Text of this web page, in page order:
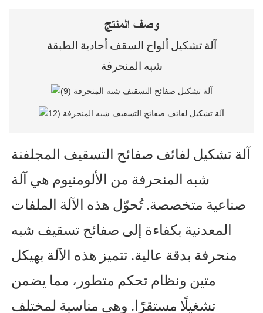
وصف المنتج
آلة تشكيل ألواح السقف أحادية الطبقة
شبه المنحرفة
آلة تشكيل لفائف صفائح التسقيف المجلفنة
شبه المنحرفة من الألومنيوم هي آلة
صناعية متخصصة. تُحوّل هذه الآلة الملفات
المعدنية بكفاءة إلى صفائح تسقيف شبه
منحرفة بدقة عالية. تتميز هذه الآلة بهيكل
متين ونظام تحكم متطور، مما يضمن
تشغيلًا مستقرًا. وهي مناسبة لمختلف